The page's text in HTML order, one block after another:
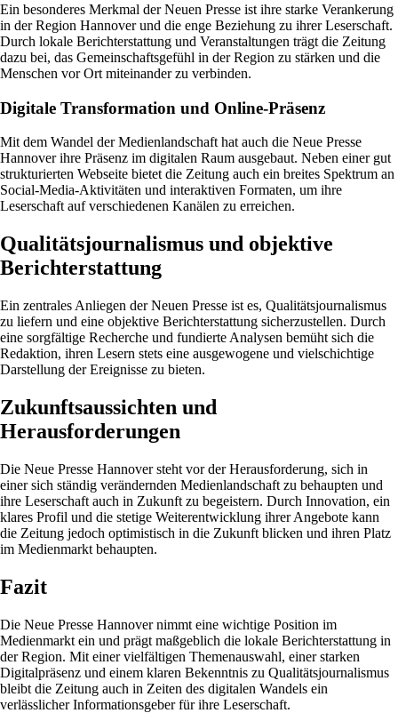
Ein besonderes Merkmal der Neuen Presse ist ihre starke Verankerung
in der Region Hannover und die enge Beziehung zu ihrer Leserschaft.
Durch lokale Berichterstattung und Veranstaltungen trägt die Zeitung
dazu bei, das Gemeinschaftsgefühl in der Region zu stärken und die
Menschen vor Ort miteinander zu verbinden.
Digitale Transformation und Online-Präsenz
Mit dem Wandel der Medienlandschaft hat auch die Neue Presse
Hannover ihre Präsenz im digitalen Raum ausgebaut. Neben einer gut
strukturierten Webseite bietet die Zeitung auch ein breites Spektrum an
Social-Media-Aktivitäten und interaktiven Formaten, um ihre
Leserschaft auf verschiedenen Kanälen zu erreichen.
Qualitätsjournalismus und objektive
Berichterstattung
Ein zentrales Anliegen der Neuen Presse ist es, Qualitätsjournalismus
zu liefern und eine objektive Berichterstattung sicherzustellen. Durch
eine sorgfältige Recherche und fundierte Analysen bemüht sich die
Redaktion, ihren Lesern stets eine ausgewogene und vielschichtige
Darstellung der Ereignisse zu bieten.
Zukunftsaussichten und
Herausforderungen
Die Neue Presse Hannover steht vor der Herausforderung, sich in
einer sich ständig verändernden Medienlandschaft zu behaupten und
ihre Leserschaft auch in Zukunft zu begeistern. Durch Innovation, ein
klares Profil und die stetige Weiterentwicklung ihrer Angebote kann
die Zeitung jedoch optimistisch in die Zukunft blicken und ihren Platz
im Medienmarkt behaupten.
Fazit
Die Neue Presse Hannover nimmt eine wichtige Position im
Medienmarkt ein und prägt maßgeblich die lokale Berichterstattung in
der Region. Mit einer vielfältigen Themenauswahl, einer starken
Digitalpräsenz und einem klaren Bekenntnis zu Qualitätsjournalismus
bleibt die Zeitung auch in Zeiten des digitalen Wandels ein
verlässlicher Informationsgeber für ihre Leserschaft.